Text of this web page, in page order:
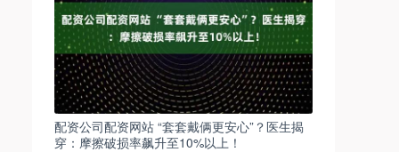
配资公司配资网站 “套套戴俩更安心”？医生揭
穿：摩擦破损率飙升至10%以上！